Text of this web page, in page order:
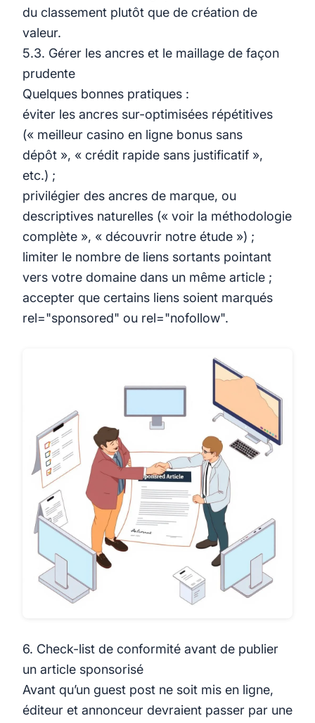
du classement plutôt que de création de
valeur.
5.3. Gérer les ancres et le maillage de façon
prudente
Quelques bonnes pratiques :
éviter les ancres sur-optimisées répétitives
(« meilleur casino en ligne bonus sans
dépôt », « crédit rapide sans justificatif »,
etc.) ;
privilégier des ancres de marque, ou
descriptives naturelles (« voir la méthodologie
complète », « découvrir notre étude ») ;
limiter le nombre de liens sortants pointant
vers votre domaine dans un même article ;
accepter que certains liens soient marqués
rel="sponsored" ou rel="nofollow".
6. Check-list de conformité avant de publier
un article sponsorisé
Avant qu’un guest post ne soit mis en ligne,
éditeur et annonceur devraient passer par une